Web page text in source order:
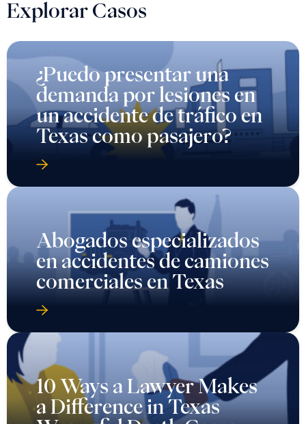
Explorar Casos
¿Puedo presentar una
demanda por lesiones en
un accidente de tráfico en
Texas como pasajero?
Abogados especializados
en accidentes de camiones
comerciales en Texas
10 Ways a Lawyer Makes
a Difference in Texas